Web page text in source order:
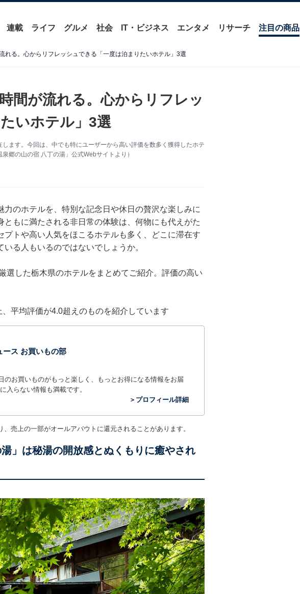
連載 ライフ グルメ 社会 IT・ビジネス エンタメ リサーチ 注目の商品
れる。心からリフレッシュできる「一度は泊まりたいホテル」3選
間が流れる。心からリフレッ
いホテル」3選
ます。今回は、中でも特にユーザーから高い評価を数多く獲得したホテ
郷の山の宿 八丁の湯」公式Webサイトより）
のホテルを、特別な記念日や休日の贅沢な楽しみに
もに満たされる非日常の体験は、何物にも代えがた
トや高い人気をほこるホテルも多く、どこに滞在す
る人もいるのではないでしょうか。
選した栃木県のホテルをまとめてご紹介。評価の高い
平均評価が4.0超えのものを紹介しています
ス お買いもの部
お買いものがもっと楽しく、もっとお得になる情報をお届
入らない情報も満載です。
＞プロフィール詳細
売上の一部がオールアバウトに還元されることがあります。
」は秘湯の開放感とぬくもりに癒やされ